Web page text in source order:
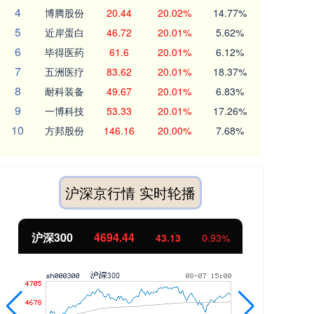
4 博腾股份 20.44 20.02% 14.77%
5 近岸蛋白 46.72 20.01% 5.62%
6 毕得医药 61.6 20.01% 6.12%
7 五洲医疗 83.62 20.01% 18.37%
8 耐科装备 49.67 20.01% 6.83%
9 一博科技 53.33 20.01% 17.26%
10 方邦股份 146.16 20.00% 7.68%
沪深京行情 实时轮播
北证50 1134.24 11.37 1.01%